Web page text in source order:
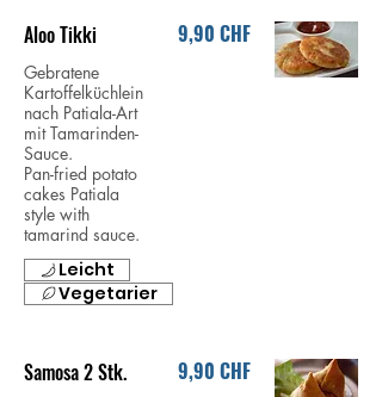
Aloo Tikki
Gebratene
Kartoffelküchlein
nach Patiala-Art
mit Tamarinden-
Sauce.
Pan-fried potato
cakes Patiala
style with
tamarind sauce.
9,90 CHF
Leicht
Vegetarier
Samosa 2 Stk. 9,90 CHF